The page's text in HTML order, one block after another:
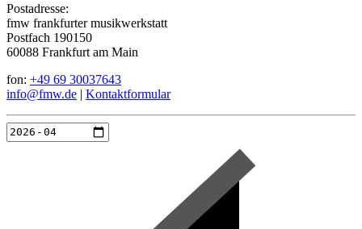
Postadresse:
fmw frankfurter musikwerkstatt
Postfach 190150
60088 Frankfurt am Main
fon: +49 69 30037643
info@fmw.de | Kontaktformular